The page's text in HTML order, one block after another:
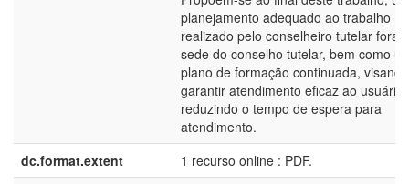
planejamento adequado ao trabalho
realizado pelo conselheiro tutelar fora
sede do conselho tutelar, bem como
plano de formação continuada, visando
garantir atendimento eficaz ao usuário,
reduzindo o tempo de espera para
atendimento.
dc.format.extent
1 recurso online : PDF.